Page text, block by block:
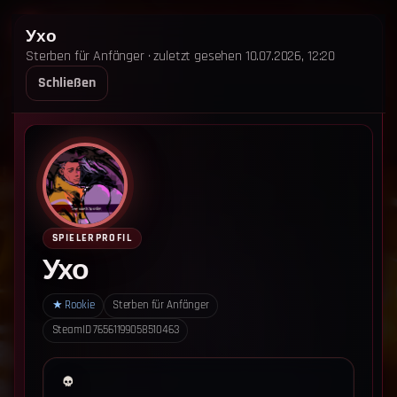
STARTSEITE
ANKÜNDIGUNGEN
LOGIN
‹ Zurück zum Leaderboard
Ухо
Sterben für Anfänger · zuletzt gesehen 10.07.2026, 12:20
Schließen
SPIELERPROFIL
Ухо
★ Rookie
Sterben für Anfänger
SteamID76561199058510463
ImpressumDatenschutz
Cookie-Einstellungen
Sterben für Anfänger - Alle Rechte vorbehalten.
Datenschutz-Einstellungen